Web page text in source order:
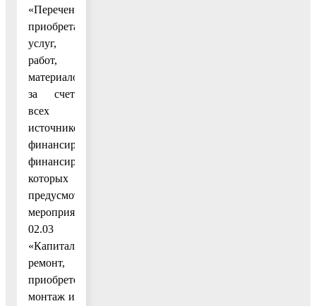
«Перечень
приобретаемых
услуг,
работ,
материалов
за счет
всех
источников
финансирования,
финансирование
которых
предусмотрено
мероприятием
02.03
«Капитальный
ремонт,
приобретение,
монтаж и